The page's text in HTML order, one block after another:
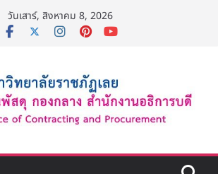
วันเสาร์, สิงหาคม 8, 2026